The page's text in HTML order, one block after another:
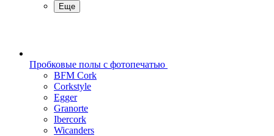
Еще
Пробковые полы с фотопечатью
BFM Cork
Corkstyle
Egger
Granorte
Ibercork
Wicanders